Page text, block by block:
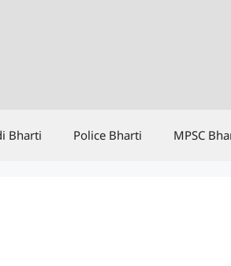
Bharti Police Bharti MPSC